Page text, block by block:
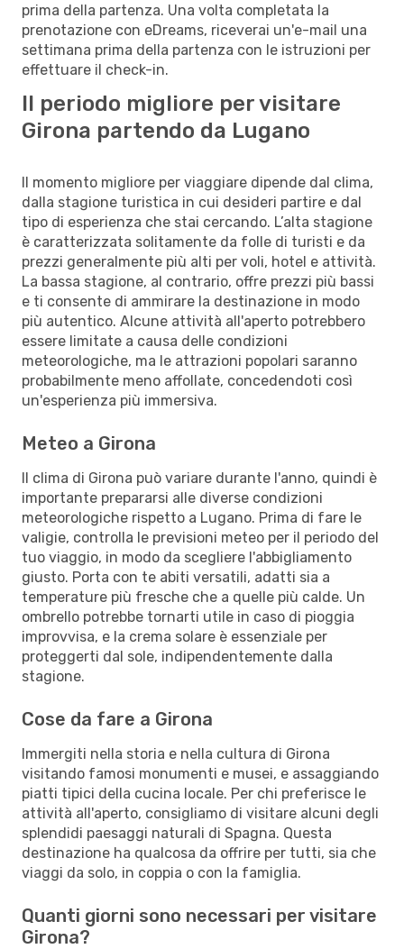
prima della partenza. Una volta completata la
prenotazione con eDreams, riceverai un'e-mail una
settimana prima della partenza con le istruzioni per
effettuare il check-in.
Il periodo migliore per visitare
Girona partendo da Lugano
Il momento migliore per viaggiare dipende dal clima,
dalla stagione turistica in cui desideri partire e dal
tipo di esperienza che stai cercando. L’alta stagione
è caratterizzata solitamente da folle di turisti e da
prezzi generalmente più alti per voli, hotel e attività.
La bassa stagione, al contrario, offre prezzi più bassi
e ti consente di ammirare la destinazione in modo
più autentico. Alcune attività all'aperto potrebbero
essere limitate a causa delle condizioni
meteorologiche, ma le attrazioni popolari saranno
probabilmente meno affollate, concedendoti così
un'esperienza più immersiva.
Meteo a Girona
Il clima di Girona può variare durante l'anno, quindi è
importante prepararsi alle diverse condizioni
meteorologiche rispetto a Lugano. Prima di fare le
valigie, controlla le previsioni meteo per il periodo del
tuo viaggio, in modo da scegliere l'abbigliamento
giusto. Porta con te abiti versatili, adatti sia a
temperature più fresche che a quelle più calde. Un
ombrello potrebbe tornarti utile in caso di pioggia
improvvisa, e la crema solare è essenziale per
proteggerti dal sole, indipendentemente dalla
stagione.
Cose da fare a Girona
Immergiti nella storia e nella cultura di Girona
visitando famosi monumenti e musei, e assaggiando
piatti tipici della cucina locale. Per chi preferisce le
attività all'aperto, consigliamo di visitare alcuni degli
splendidi paesaggi naturali di Spagna. Questa
destinazione ha qualcosa da offrire per tutti, sia che
viaggi da solo, in coppia o con la famiglia.
Quanti giorni sono necessari per visitare
Girona?